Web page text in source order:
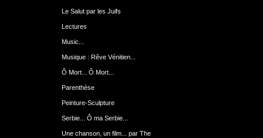
Le Salut par les Juifs
Lectures
Music...
Musique : Rêve Vénitien...
Ô Mort... Ô Mort...
Parenthèse
Peinture-Sculpture
Serbie... Ô ma Serbie...
Une chanson, un film... par The